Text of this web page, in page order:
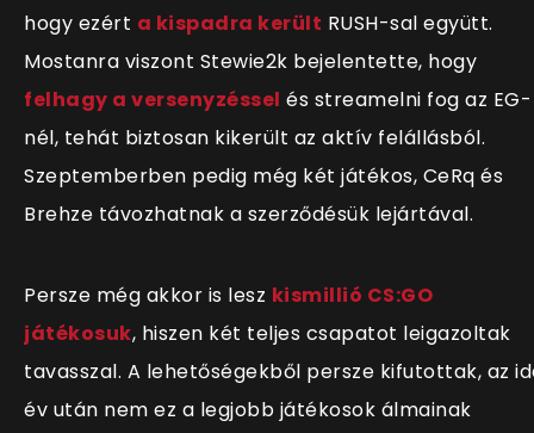
hogy ezért a kispadra került RUSH-sal együtt.
Mostanra viszont Stewie2k bejelentette, hogy
felhagy a versenyzéssel és streamelni fog az EG-
nél, tehát biztosan kikerült az aktív felállásból.
Szeptemberben pedig még két játékos, CeRq és
Brehze távozhatnak a szerződésük lejártával.
Persze még akkor is lesz kismillió CS:GO
játékosuk, hiszen két teljes csapatot leigazoltak
tavasszal. A lehetőségekből persze kifutottak, az
év után nem ez a legjobb játékosok álmainak